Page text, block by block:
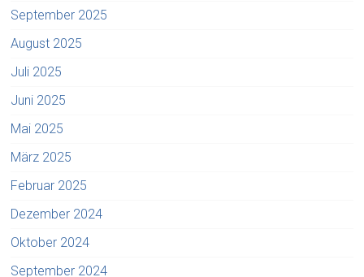
September 2025
August 2025
Juli 2025
Juni 2025
Mai 2025
März 2025
Februar 2025
Dezember 2024
Oktober 2024
September 2024